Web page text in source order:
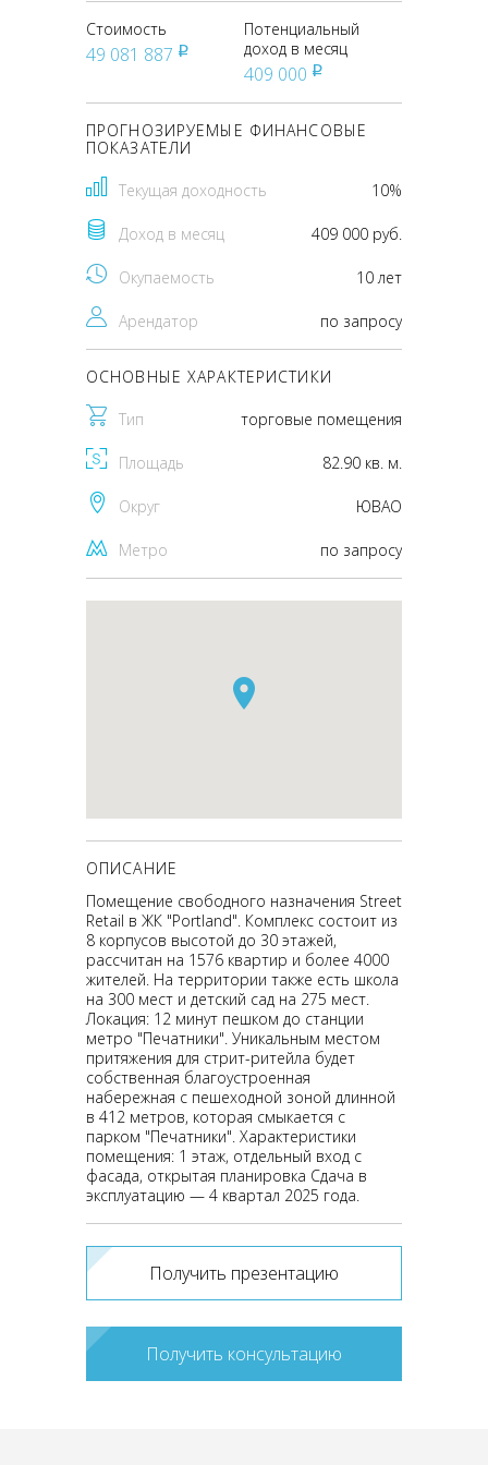
Стоимость
49 081 887 pуб
Потенциальный
доход в месяц
409 000 pуб
ПРОГНОЗИРУЕМЫЕ ФИНАНСОВЫЕ
ПОКАЗАТЕЛИ
Текущая доходность 10%
Доход в месяц 409 000 руб.
Окупаемость 10 лет
Арендатор по запросу
ОСНОВНЫЕ ХАРАКТЕРИСТИКИ
Тип торговые помещения
Площадь 82.90 кв. м.
Округ ЮВАО
Метро по запросу
ОПИСАНИЕ
Помещение свободного назначения Street
Retail в ЖК "Portland". Комплекс состоит из
8 корпусов высотой до 30 этажей,
рассчитан на 1576 квартир и более 4000
жителей. На территории также есть школа
на 300 мест и детский сад на 275 мест.
Локация: 12 минут пешком до станции
метро "Печатники". Уникальным местом
притяжения для стрит-ритейла будет
собственная благоустроенная
набережная с пешеходной зоной длинной
в 412 метров, которая смыкается с
парком "Печатники". Характеристики
помещения: 1 этаж, отдельный вход с
фасада, открытая планировка Сдача в
эксплуатацию — 4 квартал 2025 года.
Получить презентацию
Получить консультацию